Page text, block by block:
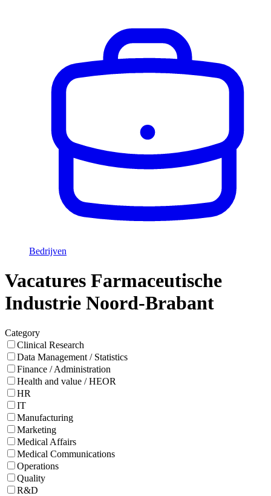
Bedrijven
Vacatures Farmaceutische
Industrie Noord-Brabant
Category
Clinical Research
Data Management / Statistics
Finance / Administration
Health and value / HEOR
HR
IT
Manufacturing
Marketing
Medical Affairs
Medical Communications
Operations
Quality
R&D